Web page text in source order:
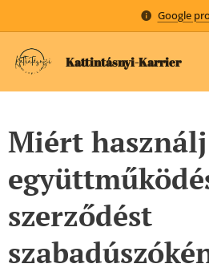
Google
Kattintásnyi-Karrier
Miért használj
szerződést